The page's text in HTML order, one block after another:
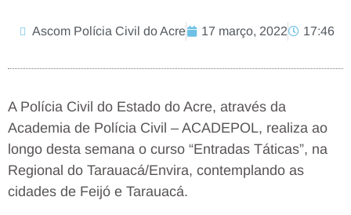
Ascom Polícia Civil do Acre 17 março, 2022 17:46
A Polícia Civil do Estado do Acre, através da
Academia de Polícia Civil – ACADEPOL, realiza ao
longo desta semana o curso “Entradas Táticas”, na
Regional do Tarauacá/Envira, contemplando as
cidades de Feijó e Tarauacá.